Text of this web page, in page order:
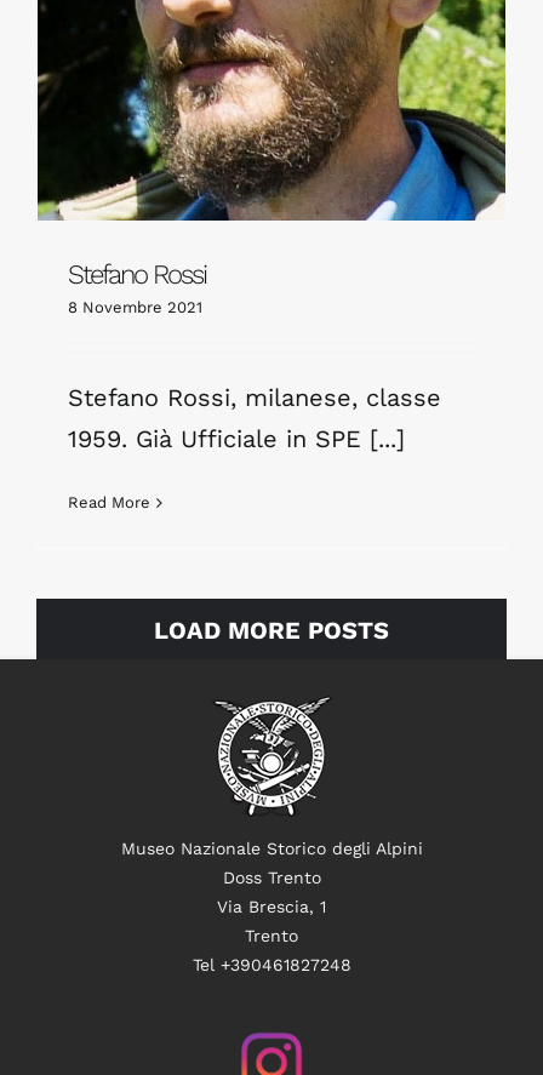
Stefano Rossi
8 Novembre 2021
Stefano Rossi, milanese, classe
1959. Già Ufficiale in SPE [...]
Read More
LOAD MORE POSTS
Museo Nazionale Storico degli Alpini
Doss Trento
Via Brescia, 1
Trento
Tel +390461827248